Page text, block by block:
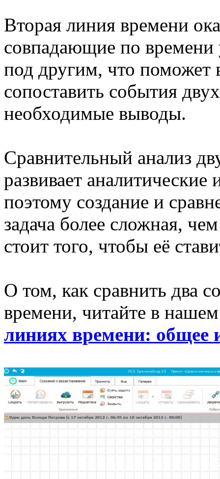
Вторая линия времени
совпадающие по времени
под другим, что
сопоставить события
необходимые выводы.
Сравнительный анализ
развивает
поэтому создание и
задача более сложная,
стоит того, чтобы её
О том, как сравнить два
времени, читайте в
линиях времени: общее